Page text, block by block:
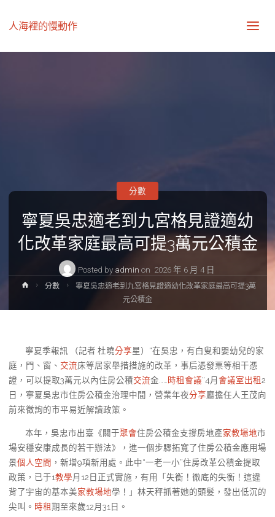
人海裡的慢動作
寧夏吳忠適老到九宮格見證適幼
化改革家庭最高可提3萬元公積金
Posted by admin on 2026 年 6 月 4 日
分數
Home分數
寧夏吳忠適老到九宮格見證適幼化改革家庭最高可提3萬
元公積金
寧夏季報訊 （記者 杜曉分享星）“在吳忠，有白叟和嬰幼兒的家
庭，門、窗、 交流床等居家舉措措施的改革，事后憑發票等相干憑
證，可以提取3萬元以內住房公積交流金…… 時租會議”4月 會議室出租2
日，寧夏吳忠市住房公積金治理中間，營業年夜分享廳擔任人王茂向
前來徵詢的市平易近解讀政策。
本年，吳忠市出臺《關于聚會住房公積金支撐房地產家教場地市
場安穩安康成長的若干辦法》，進一個步驟拓寬了住房公積金應用場
景個人空間 ，新增9項新用處。此中“一老一小”住房改革公積金提取
政策，已于1教學月12日正式實施，有用「失衡！徹底的失衡！這違
背了宇宙的基本美家教場地學！」林天秤抓著她的頭髮，發出低沉的
尖叫。 時租期至來歲12月31日。